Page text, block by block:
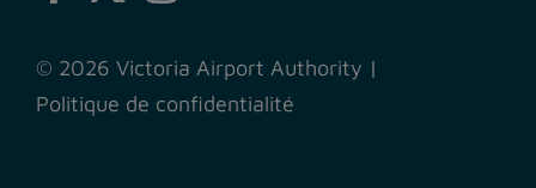
© 2026 Victoria Airport Authority |
Politique de confidentialité